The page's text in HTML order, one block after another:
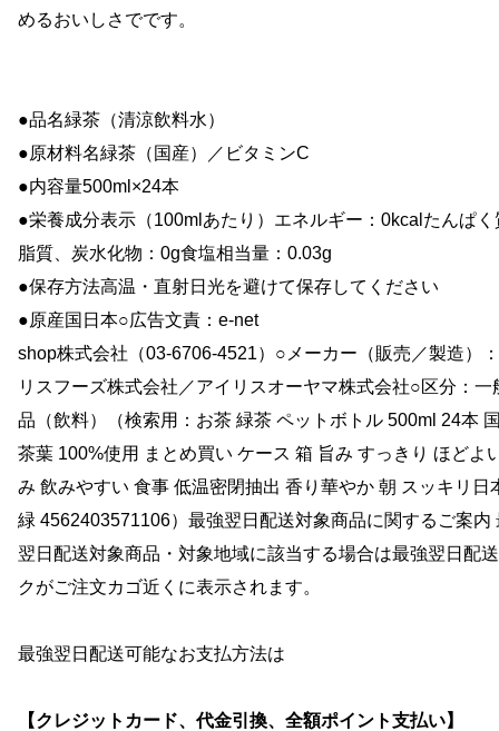
めるおいしさでです。
●品名緑茶（清涼飲料水）
●原材料名緑茶（国産）／ビタミンC
●内容量500ml×24本
●栄養成分表示（100mlあたり）エネルギー：0kcalたんぱく
脂質、炭水化物：0g食塩相当量：0.03g
●保存方法高温・直射日光を避けて保存してください
●原産国日本○広告文責：e-net
shop株式会社（03-6706-4521）○メーカー（販売／製造）
リスフーズ株式会社／アイリスオーヤマ株式会社○区分：一
品（飲料）（検索用：お茶 緑茶 ペットボトル 500ml 24本
茶葉 100%使用 まとめ買い ケース 箱 旨み すっきり ほどよ
み 飲みやすい 食事 低温密閉抽出 香り華やか 朝 スッキリ日
緑 4562403571106）最強翌日配送対象商品に関するご案内
翌日配送対象商品・対象地域に該当する場合は最強翌日配
クがご注文カゴ近くに表示されます。
最強翌日配送可能なお支払方法は
【クレジットカード、代金引換、全額ポイント支払い】